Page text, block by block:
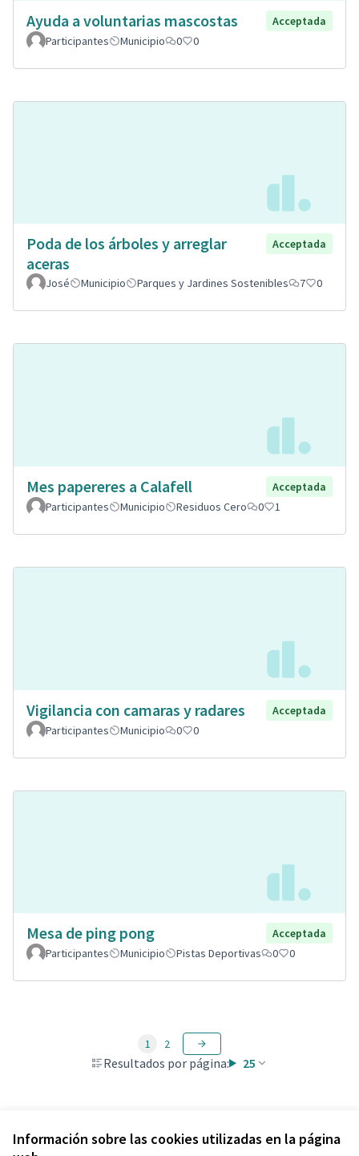
Información sobre las cookies utilizadas en la página
Ayuda a voluntarias mascostas
Acceptada
Participantes
Municipio 0 0
Poda de los árboles y arreglar
aceras
Acceptada
José Municipio Parques y Jardines Sostenibles 7 0
Mes papereres a Calafell
Acceptada
Participantes
Municipio Residuos Cero 0 1
Vigilancia con camaras y radares
Acceptada
Participantes
Municipio 0 0
Mesa de ping pong
Acceptada
Participantes
Municipio Pistas Deportivas 0 0
Resultados por página: 25
1 2
Ver todas las propuestas retiradas